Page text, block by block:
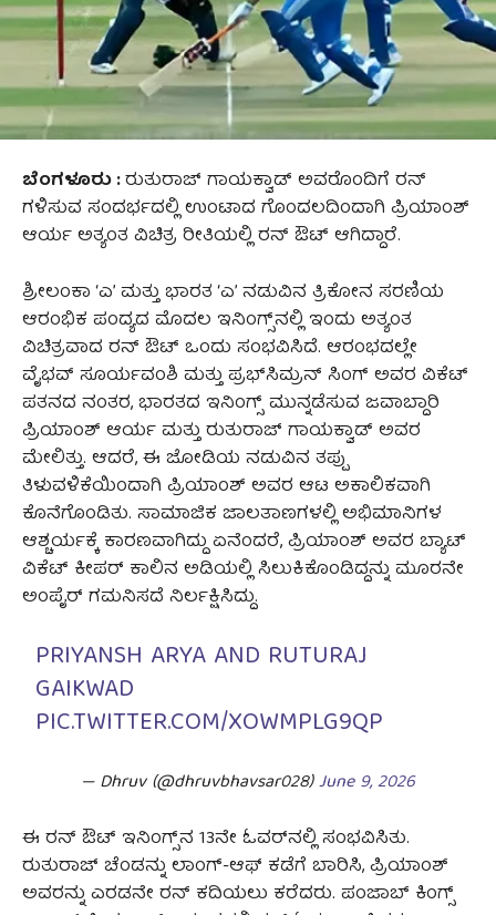
ಬೆಂಗಳೂರು :ರುತುರಾಜ್ ಗಾಯಕ್ವಾಡ್ ಅವರೊಂದಿಗೆ ರನ್
ಗಳಿಸುವ ಸಂದರ್ಭದಲ್ಲಿ ಉಂಟಾದ ಗೊಂದಲದಿಂದಾಗಿ ಪ್ರಿಯಾಂಶ್
ಆರ್ಯ ಅತ್ಯಂತ ವಿಚಿತ್ರ ರೀತಿಯಲ್ಲಿ ರನ್ ಔಟ್ ಆಗಿದ್ದಾರೆ.
ಶ್ರೀಲಂಕಾ ‘ಎ’ ಮತ್ತು ಭಾರತ ‘ಎ’ ನಡುವಿನ ತ್ರಿಕೋನ ಸರಣಿಯ
ಆರಂಭಿಕ ಪಂದ್ಯದ ಮೊದಲ ಇನಿಂಗ್ಸ್‌ನಲ್ಲಿ ಇಂದು ಅತ್ಯಂತ
ವಿಚಿತ್ರವಾದ ರನ್ ಔಟ್ ಒಂದು ಸಂಭವಿಸಿದೆ. ಆರಂಭದಲ್ಲೇ
ವೈಭವ್ ಸೂರ್ಯವಂಶಿ ಮತ್ತು ಪ್ರಭ್‌ಸಿಮ್ರನ್ ಸಿಂಗ್ ಅವರ ವಿಕೆಟ್
ಪತನದ ನಂತರ, ಭಾರತದ ಇನಿಂಗ್ಸ್ ಮುನ್ನಡೆಸುವ ಜವಾಬ್ದಾರಿ
ಪ್ರಿಯಾಂಶ್ ಆರ್ಯ ಮತ್ತು ರುತುರಾಜ್ ಗಾಯಕ್ವಾಡ್ ಅವರ
ಮೇಲಿತ್ತು. ಆದರೆ, ಈ ಜೋಡಿಯ ನಡುವಿನ ತಪ್ಪು
ತಿಳುವಳಿಕೆಯಿಂದಾಗಿ ಪ್ರಿಯಾಂಶ್ ಅವರ ಆಟ ಅಕಾಲಿಕವಾಗಿ
ಕೊನೆಗೊಂಡಿತು. ಸಾಮಾಜಿಕ ಜಾಲತಾಣಗಳಲ್ಲಿ ಅಭಿಮಾನಿಗಳ
ಆಶ್ಚರ್ಯಕ್ಕೆ ಕಾರಣವಾಗಿದ್ದು ಏನೆಂದರೆ, ಪ್ರಿಯಾಂಶ್ ಅವರ ಬ್ಯಾಟ್
ವಿಕೆಟ್ ಕೀಪರ್ ಕಾಲಿನ ಅಡಿಯಲ್ಲಿ ಸಿಲುಕಿಕೊಂಡಿದ್ದನ್ನು ಮೂರನೇ
ಅಂಪೈರ್ ಗಮನಿಸದೆ ನಿರ್ಲಕ್ಷಿಸಿದ್ದು.
PRIYANSH ARYA AND RUTURAJ
GAIKWAD
PIC.TWITTER.COM/XOWMPLG9QP
— Dhruv (@dhruvbhavsar028)June 9, 2026
ಈ ರನ್ ಔಟ್ ಇನಿಂಗ್ಸ್‌ನ 13ನೇ ಓವರ್‌ನಲ್ಲಿ ಸಂಭವಿಸಿತು.
ರುತುರಾಜ್ ಚೆಂಡನ್ನು ಲಾಂಗ್-ಆಫ್ ಕಡೆಗೆ ಬಾರಿಸಿ, ಪ್ರಿಯಾಂಶ್
ಅವರನ್ನು ಎರಡನೇ ರನ್ ಕದಿಯಲು ಕರೆದರು. ಪಂಜಾಬ್ ಕಿಂಗ್ಸ್